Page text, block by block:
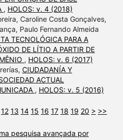
, HOLOS: v. 4 (2018)
Caroline Costa Gonçalves,
Paulo Fernando Almeida
TECNOLÓGICA PARA A
DE LÍTIO A PARTIR DE
, HOLOS: v. 6 (2017)
CIUDADANÍA Y
ACTUAL
, HOLOS: v. 5 (2016)
12 13 14 15 16 17 18 19 20 > >>
pesquisa avançada por